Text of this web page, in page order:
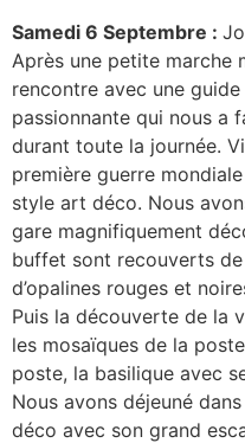
Samedi 6 Septembre :
Après une petite marche
rencontre avec une
passionnante qui nous a
durant toute la journée.
première guerre
style art déco. Nous
gare magnifiquement
buffet sont recouverts
d’opalines rouges et
Puis la découverte de la
les mosaïques de la
poste, la basilique avec
Nous avons déjeuné
déco avec son grand